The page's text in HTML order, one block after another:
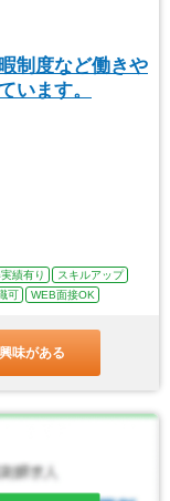
制度など働きや
います。
績有り
スキルアップ
可 WEB面接OK
味がある